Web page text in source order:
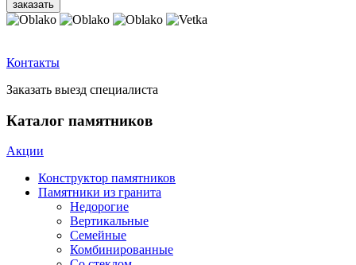
Контакты
Заказать выезд специалиста
Каталог памятников
Акции
Конструктор памятников
Памятники из гранита
Недорогие
Вертикальные
Семейные
Комбинированные